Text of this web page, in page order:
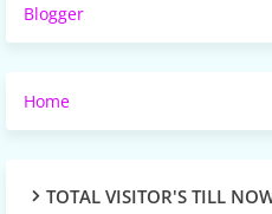
Blogger
Home
TOTAL VISITOR'S TILL